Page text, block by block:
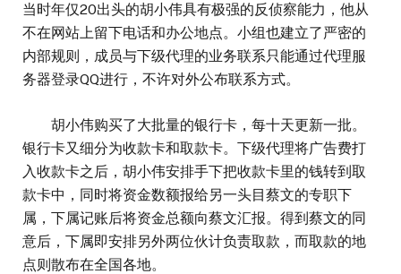
当时年仅20出头的胡小伟具有极强的反侦察能力，他从
不在网站上留下电话和办公地点。小组也建立了严密的
内部规则，成员与下级代理的业务联系只能通过代理服
务器登录QQ进行，不许对外公布联系方式。
胡小伟购买了大批量的银行卡，每十天更新一批。
银行卡又细分为收款卡和取款卡。下级代理将广告费打
入收款卡之后，胡小伟安排手下把收款卡里的钱转到取
款卡中，同时将资金数额报给另一头目蔡文的专职下
属，下属记账后将资金总额向蔡文汇报。得到蔡文的同
意后，下属即安排另外两位伙计负责取款，而取款的地
点则散布在全国各地。